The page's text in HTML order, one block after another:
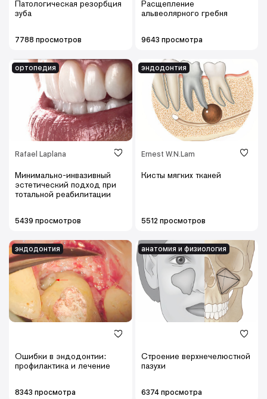
Патологическая резорбция
зуба
7788 просмотров
Расщепление
альвеолярного гребня
9643 просмотра
ортопедия
Rafael Laplana
Минимально-инвазивный
эстетический подход при
тотальной реабилитации
5439 просмотров
эндодонтия
Ernest W.N.Lam
Кисты мягких тканей
5512 просмотров
эндодонтия
Ошибки в эндодонтии:
профилактика и лечение
8343 просмотра
анатомия и физиология
Строение верхнечелюстной
пазухи
6374 просмотра